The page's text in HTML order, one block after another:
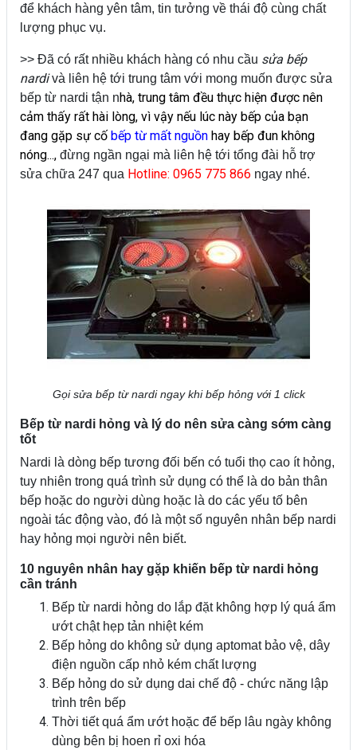
để khách hàng yên tâm, tin tưởng về thái độ cùng chất
lượng phục vụ.
>> Đã có rất nhiều khách hàng có nhu cầu sửa bếp
nardivà liên hệ tới trung tâm với mong muốn được sửa
bếp từ nardi tận nhà, trung tâm đều thực hiện được nên
cảm thấy rất hài lòng, vì vậy nếu lúc này bếp của bạn
đang gặp sự cố bếp từ mất nguồn hay bếp đun không
nóng..., đừng ngần ngại mà liên hệ tới tổng đài hỗ trợ
sửa chữa 247 qua Hotline: 0965 775 866 ngay nhé.
Gọi sửa bếp từ nardi ngay khi bếp hỏng với 1 click
Bếp từ nardi hỏng và lý do nên sửa càng sớm càng
tốt
Nardi là dòng bếp tương đối bến có tuổi thọ cao ít hỏng,
tuy nhiên trong quá trình sử dụng có thể là do bản thân
bếp hoặc do người dùng hoặc là do các yếu tố bên
ngoài tác động vào, đó là một số nguyên nhân bếp nardi
hay hỏng mọi người nên biết.
10 nguyên nhân hay gặp khiến bếp từ nardi hỏng
cần tránh
Bếp từ nardi hỏng do lắp đặt không hợp lý quá ẩm
ướt chật hẹp tản nhiệt kém
Bếp hỏng do không sử dụng aptomat bảo vệ, dây
điện nguồn cấp nhỏ kém chất lượng
Bếp hỏng do sử dụng dai chế độ - chức năng lập
trình trên bếp
Thời tiết quá ẩm ướt hoặc để bếp lâu ngày không
dùng bên bị hoen rỉ oxi hóa